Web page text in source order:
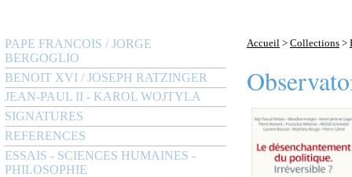
PAPE FRANCOIS / JORGE
BERGOGLIO
BENOIT XVI / JOSEPH RATZINGER
JEAN-PAUL II - KAROL WOJTYLA
SIGNATURES
REFERENCES
ESSAIS - SCIENCES HUMAINES -
PHILOSOPHIE
Accueil > Collections >